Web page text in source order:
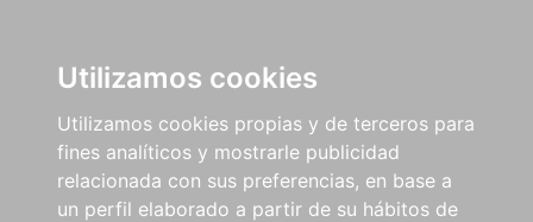
Utilizamos cookies
Utilizamos cookies propias y de terceros para
fines analíticos y mostrarle publicidad
relacionada con sus preferencias, en base a
un perfil elaborado a partir de su hábitos de